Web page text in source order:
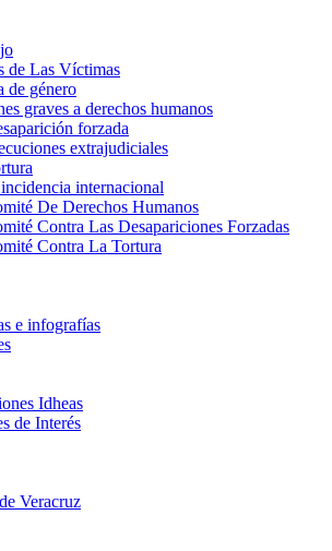
de Las Víctimas
de género
graves a derechos humanos
forzada​
extrajudiciales
internacional
De Derechos Humanos​
Contra Las Desapariciones Forzadas
Contra La Tortura​
e infografías
Idheas
de Interés
Veracruz